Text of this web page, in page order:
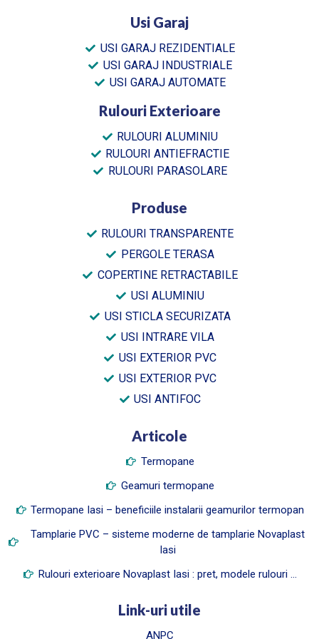
Usi Garaj
USI GARAJ REZIDENTIALE
USI GARAJ INDUSTRIALE
USI GARAJ AUTOMATE
Rulouri Exterioare
RULOURI ALUMINIU
RULOURI ANTIEFRACTIE
RULOURI PARASOLARE
Produse
RULOURI TRANSPARENTE
PERGOLE TERASA
COPERTINE RETRACTABILE
USI ALUMINIU
USI STICLA SECURIZATA
USI INTRARE VILA
USI EXTERIOR PVC
USI EXTERIOR PVC
USI ANTIFOC
Articole
Termopane
Geamuri termopane
Termopane Iasi – beneficiile instalarii geamurilor termopan
Tamplarie PVC – sisteme moderne de tamplarie Novaplast
Iasi
Rulouri exterioare Novaplast Iasi : pret, modele rulouri …
Link-uri utile
ANPC